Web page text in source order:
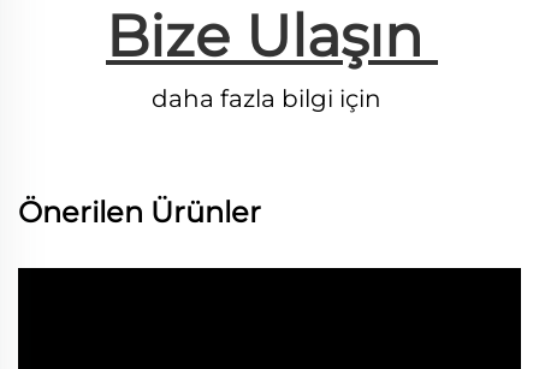
Bize Ulaşın
daha fazla bilgi için
Önerilen Ürünler